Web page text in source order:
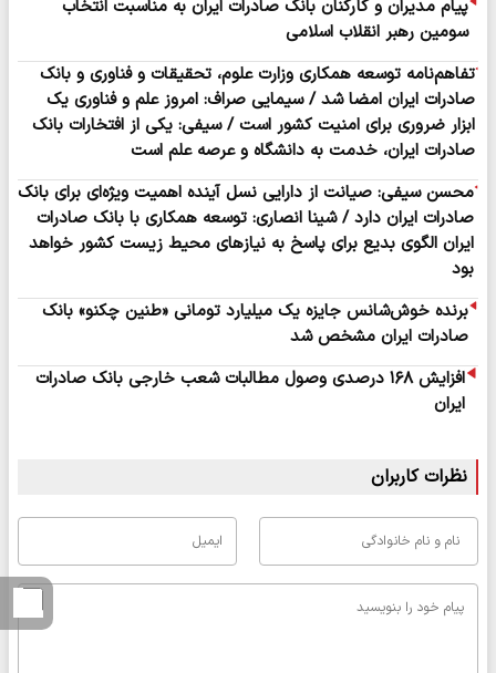
پیام مدیران و کارکنان بانک صادرات ایران به مناسبت انتخاب
سومین رهبر انقلاب اسلامی
تفاهم‌نامه توسعه همکاری وزارت علوم، تحقیقات و فناوری و بانک
صادرات ایران امضا شد / سیمایی صراف: امروز علم و فناوری یک
ابزار ضروری برای امنیت کشور است / سیفی: یکی از افتخارات بانک
صادرات ایران، خدمت به دانشگاه و عرصه علم است
محسن سیفی: صیانت از دارایی نسل آینده اهمیت ویژه‌ای برای بانک
صادرات ایران دارد / ​شینا انصاری: توسعه همکاری با بانک صادرات
ایران الگوی بدیع برای پاسخ به نیازهای محیط زیست کشور خواهد
بود
برنده خوش‌شانس جایزه یک میلیارد تومانی «طنین چکنو» بانک
صادرات ایران مشخص شد
افزایش ۱۶۸ درصدی وصول مطالبات شعب خارجی بانک صادرات
ایران
نظرات کاربران